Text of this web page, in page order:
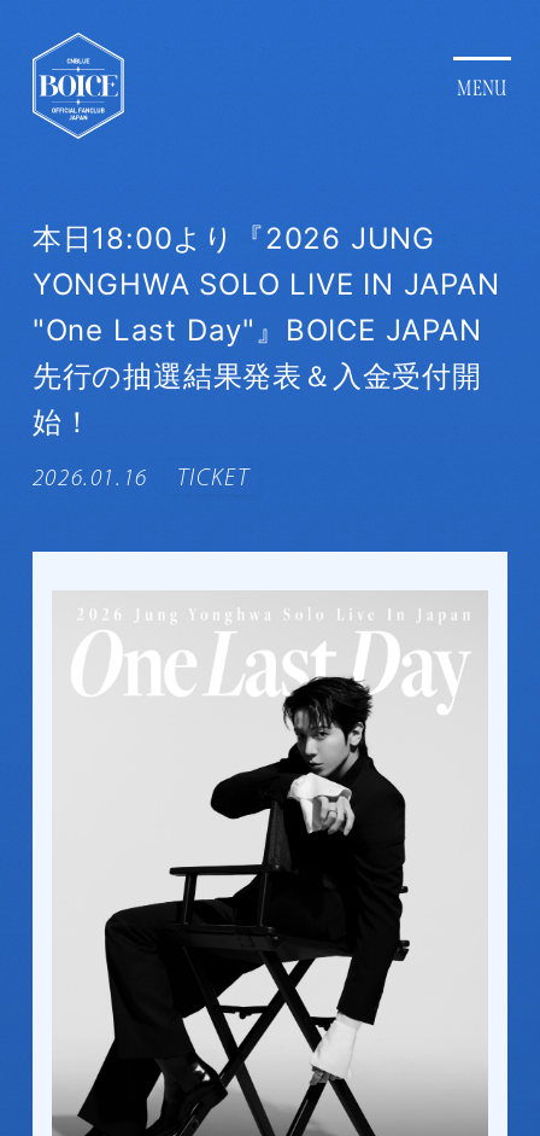
本日18:00より『2026 JUNG
YONGHWA SOLO LIVE IN JAPAN
"One Last Day"』BOICE JAPAN
先行の抽選結果発表＆入金受付開
始！
2026.01.16 TICKET